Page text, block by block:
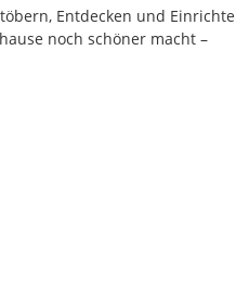
Entdecken und
noch schöner macht –